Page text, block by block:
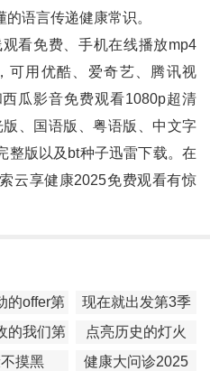
语言传递健康常识。
看免费、手机在线播放mp4
可用优酷、爱奇艺、腾讯视
瓜影音免费观看1080p超清
、国语版、粤语版、中文字
整版以及bt种子迅雷下载。在
云享健康2025免费观看有惊
的offer第
季
现在就出发第3季
的我们第
季
点亮历史的灯火
摸黑
健康大问诊2025